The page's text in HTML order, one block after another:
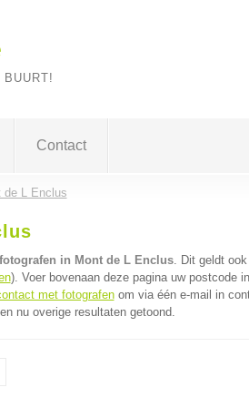
Contact
de L Enclus
fotografen in Mont de L Enclus. Dit geldt
). Voer bovenaan deze pagina uw postcode
met fotografenom via één e-mail in
nu overige resultaten getoond.